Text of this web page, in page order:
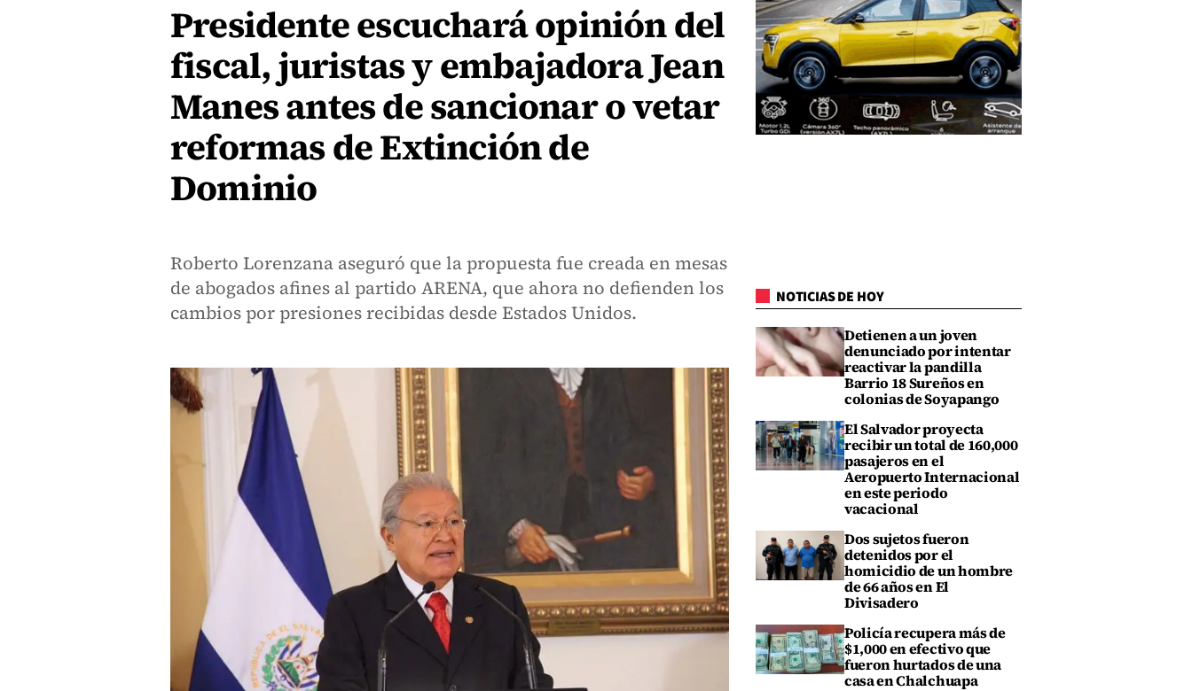
Presidente escuchará opinión del
fiscal, juristas y embajadora Jean
Manes antes de sancionar o vetar
reformas de Extinción de
Dominio
Roberto Lorenzana aseguró que la propuesta fue creada en mesas
de abogados afines al partido ARENA, que ahora no defienden los
cambios por presiones recibidas desde Estados Unidos.
NOTICIAS DE HOY
Detienen a un joven
denunciado por intentar
reactivar la pandilla
Barrio 18 Sureños en
colonias de Soyapango
El Salvador proyecta
recibir un total de 160,000
pasajeros en el
Aeropuerto Internacional
en este periodo
vacacional
Dos sujetos fueron
detenidos por el
homicidio de un hombre
de 66 años en El
Divisadero
Policía recupera más de
$1,000 en efectivo que
fueron hurtados de una
casa en Chalchuapa